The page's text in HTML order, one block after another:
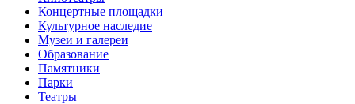
Концертные площадки
Культурное наследие
Музеи и галереи
Образование
Памятники
Парки
Театры